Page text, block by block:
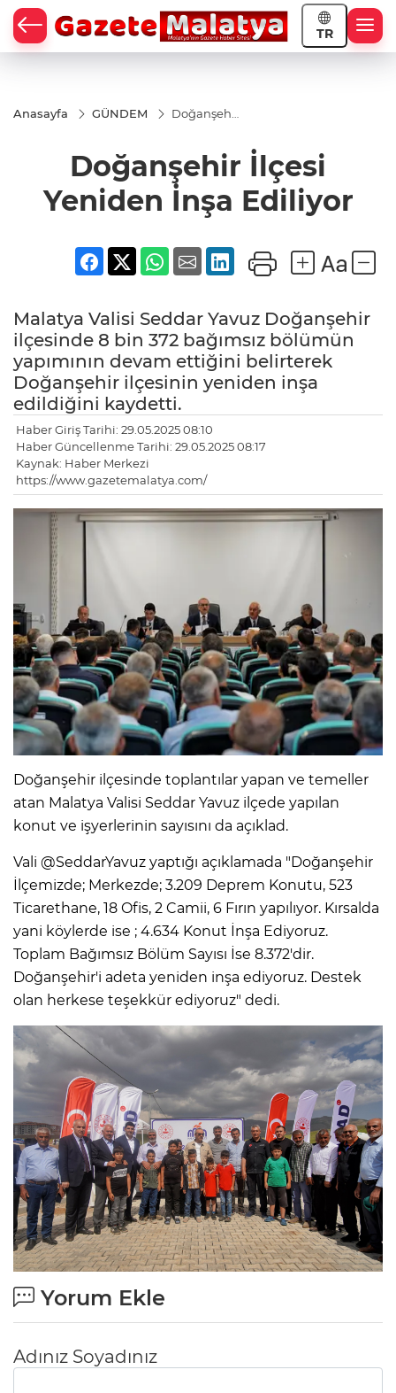
TR
Anasayfa GÜNDEM
Doğanşehir
Ediliyor
Doğanşehir İlçesi
Yeniden İnşa Ediliyor
Malatya Valisi Seddar Yavuz Doğanşehir
ilçesinde 8 bin 372 bağımsız bölümün
yapımının devam ettiğini belirterek
Doğanşehir ilçesinin yeniden inşa
edildiğini kaydetti.
Haber Giriş Tarihi: 29.05.2025 08:10
Haber Güncellenme Tarihi: 29.05.2025 08:17
Kaynak: Haber Merkezi
https://www.gazetemalatya.com/
Doğanşehir ilçesinde toplantılar yapan ve temeller
atan Malatya Valisi Seddar Yavuz ilçede yapılan
konut ve işyerlerinin sayısını da açıklad.
Vali @SeddarYavuz yaptığı açıklamada "Doğanşehir
İlçemizde; Merkezde; 3.209 Deprem Konutu, 523
Ticarethane, 18 Ofis, 2 Camii, 6 Fırın yapılıyor. Kırsalda
yani köylerde ise ; 4.634 Konut İnşa Ediyoruz.
Toplam Bağımsız Bölüm Sayısı İse 8.372'dir.
Doğanşehir'i adeta yeniden inşa ediyoruz. Destek
olan herkese teşekkür ediyoruz" dedi.
Yorum Ekle
Adınız Soyadınız